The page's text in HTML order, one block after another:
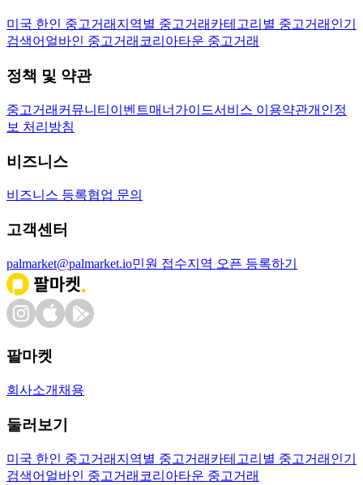
미국 한인 중고거래 지역별 중고거래 카테고리별 중고거래 인기
검색어 얼바인 중고거래 코리아타운 중고거래
정책 및 약관
중고거래 커뮤니티 이벤트매너가이드서비스 이용약관개인정
보 처리방침
비즈니스
비즈니스 등록협업 문의
고객센터
palmarket@palmarket.io민원 접수지역 오픈 등록하기
팔마켓
회사소개 채용
둘러보기
미국 한인 중고거래 지역별 중고거래 카테고리별 중고거래 인기
검색어 얼바인 중고거래 코리아타운 중고거래